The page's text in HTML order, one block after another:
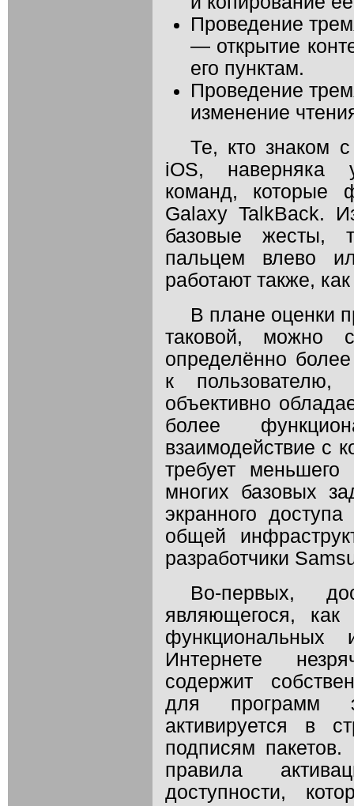
Проведение
— открытие
его пунктам.
Проведение
изменение
Те, кто знаком
iOS, наверняка
команд, которые
Galaxy TalkBack.
базовые жесты,
пальцем влево
работают также,
В плане оценки
таковой, можно
определённо
к
объективно
более
взаимодействие с
требует
многих базовых
экранного
общей
разработчики
Во-первых,
являющегося,
Интернете
содержит
для программ
активируется в
подписям
правила
доступности,